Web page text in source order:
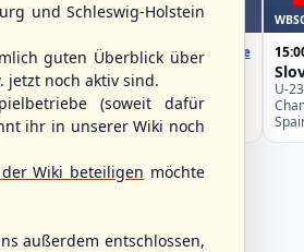
WBSC Europe
12:00 Uhr(€) Box-Score
Poland vs. Sweden
U-23 Baseball European
Championship B Pool 2026 - Group
Germany
U-
und Schleswig-Holstein
guten Überblick über
jetzt noch aktiv sind.
(soweit dafür
ihr in unserer Wiki noch
Wiki beteiligen möchte
außerdem entschlossen,